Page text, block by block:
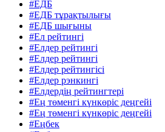
#ЕДБ
#ЕДБ тұрақтылығы
#ЕДБ шығыны
#Ел рейтингі
#Елдер рейтингі
#Елдер рейтингі
#Елдер рейтингісі
#Елдер рэнкингі
#Елдердің рейтингтері
#Ең төменгі күнкөріс деңгейі
#Ең төменгі күнкөріс деңгейі
#Еңбек